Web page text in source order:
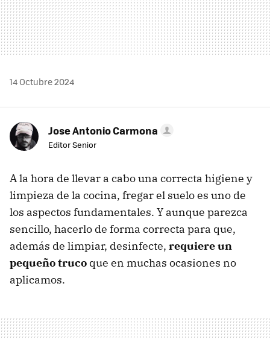
14 Octubre 2024
Jose Antonio Carmona
Editor Senior
A la hora de llevar a cabo una correcta higiene y
limpieza de la cocina, fregar el suelo es uno de
los aspectos fundamentales. Y aunque parezca
sencillo, hacerlo de forma correcta para que,
además de limpiar, desinfecte, requiere un
pequeño truco que en muchas ocasiones no
aplicamos.